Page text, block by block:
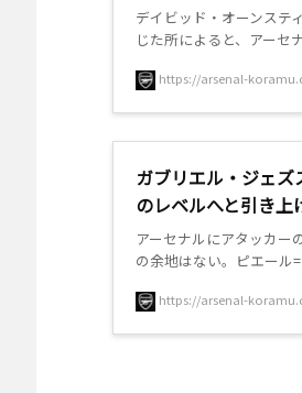
デイビッド・オーンステ
じた所によると、アーセ
https://arsenal-
ガブリエル・ジェ
のレベルへと引き上
アーセナルにアタッカー
の余地はない。ピエール
https://arsenal-